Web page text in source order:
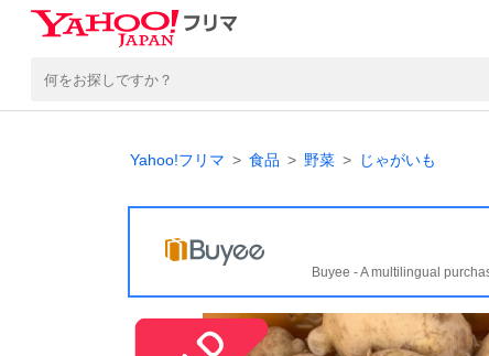
Yahoo!フリマ 食品 野菜 じゃがいも
Buyee - A multilingual